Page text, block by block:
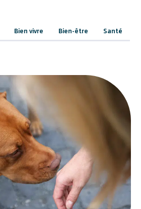
Bien vivre Bien-être Santé